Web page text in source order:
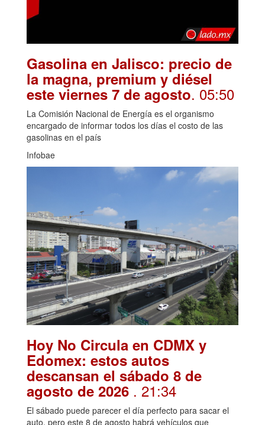
Gasolina en Jalisco: precio de
la magna, premium y diésel
este viernes 7 de agosto. 05:50
La Comisión Nacional de Energía es el organismo
encargado de informar todos los días el costo de las
gasolinas en el país
Infobae
Hoy No Circula en CDMX y
Edomex: estos autos
descansan el sábado 8 de
agosto de 2026 . 21:34
El sábado puede parecer el día perfecto para sacar el
auto, pero este 8 de agosto habrá vehículos que